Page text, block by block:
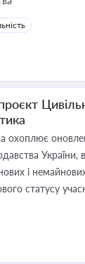
охоплює
і
статусу